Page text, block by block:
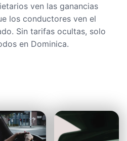
ven las ganancias
los conductores ven el
Sin tarifas ocultas, solo
en Dominica.